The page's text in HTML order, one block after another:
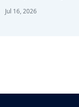
Jul 16, 2026